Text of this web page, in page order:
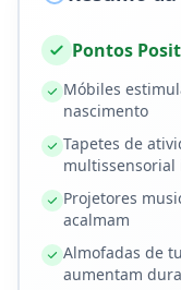
Pontos
Móbiles
nascimento
Tapetes de
multissensorial
Projetores
acalmam
Almofadas de
aumentam